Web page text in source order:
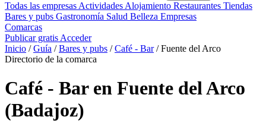
Todas las empresas Actividades Alojamiento Restaurantes Tiendas
Bares y pubs Gastronomía Salud Belleza Empresas
Comarcas
Publicar gratis Acceder
Inicio / Guía / Bares y pubs / Café - Bar / Fuente del Arco
Directorio de la comarca
Café - Bar en Fuente del Arco
(Badajoz)